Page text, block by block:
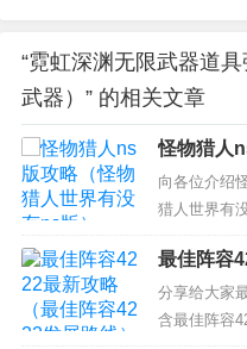
“霓虹深渊无限武器道
武器）” 的相关文章
怪物猎人
ns版）
向各位介绍
猎人世界有
前的困惑！
么做捕获 2
itch巴西服怪
做捕获 需要
最佳阵容
展路线）
分享给大家
含最佳阵容